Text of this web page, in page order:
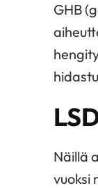
GHB
Näillä
vuoksi